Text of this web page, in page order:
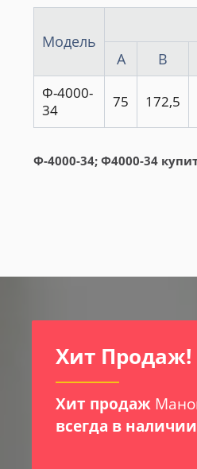
Модель
A
B
Ф-4000-
34
75 172,5
Ф-4000-34; Ф4000-34
Хит Продаж!
Хит продаж
всегда в